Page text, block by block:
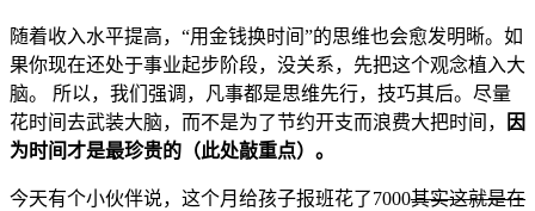
随着收入水平提高，“用金钱换时间”的思维也会愈发明晰。如
果你现在还处于事业起步阶段，没关系，先把这个观念植入大
脑。 所以，我们强调，凡事都是思维先行，技巧其后。尽量
花时间去武装大脑，而不是为了节约开支而浪费大把时间，
因
为时间才是最珍贵的（此处敲重点）。
今天有个小伙伴说，这个月给孩子报班花了7000其实这就是在